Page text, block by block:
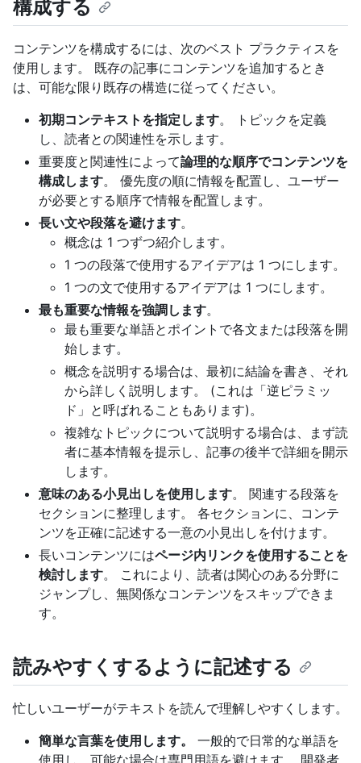
構成する
コンテンツを構成するには、次のベスト プラクティスを
使用します。 既存の記事にコンテンツを追加するとき
は、可能な限り既存の構造に従ってください。
初期コンテキストを指定します。 トピックを定義
し、読者との関連性を示します。
重要度と関連性によって論理的な順序でコンテンツを
構成します。 優先度の順に情報を配置し、ユーザー
が必要とする順序で情報を配置します。
長い文や段落を避けます。
概念は 1 つずつ紹介します。
1 つの段落で使用するアイデアは 1 つにします。
1 つの文で使用するアイデアは 1 つにします。
最も重要な情報を強調します。
最も重要な単語とポイントで各文または段落を開
始します。
概念を説明する場合は、最初に結論を書き、それ
から詳しく説明します。 (これは「逆ピラミッ
ド」と呼ばれることもあります)。
複雑なトピックについて説明する場合は、まず読
者に基本情報を提示し、記事の後半で詳細を開示
します。
意味のある小見出しを使用します。 関連する段落を
セクションに整理します。 各セクションに、コンテ
ンツを正確に記述する一意の小見出しを付けます。
長いコンテンツにはページ内リンクを使用することを
検討します。 これにより、読者は関心のある分野に
ジャンプし、無関係なコンテンツをスキップできま
す。
読みやすくするように記述する
忙しいユーザーがテキストを読んで理解しやすくします。
簡単な言葉を使用します。
一般的で日常的な単語を
使用し、可能な場合は専門用語を避けます。 開発者